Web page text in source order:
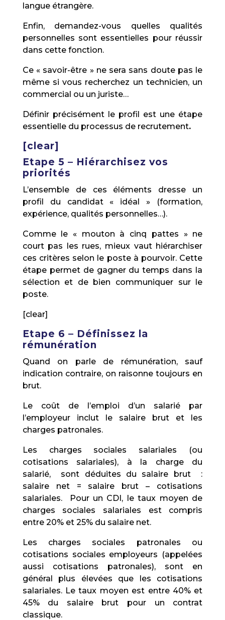
langue étrangère.
Enfin, demandez-vous quelles qualités
personnelles sont essentielles pour réussir
dans cette fonction.
Ce « savoir-être » ne sera sans doute pas le
même si vous recherchez un technicien, un
commercial ou un juriste…
Définir précisément le profil est une étape
essentielle du processus de recrutement.
[clear]
Etape 5 – Hiérarchisez vos
priorités
L’ensemble de ces éléments dresse un
profil du candidat « idéal » (formation,
expérience, qualités personnelles…).
Comme le « mouton à cinq pattes » ne
court pas les rues, mieux vaut hiérarchiser
ces critères selon le poste à pourvoir. Cette
étape permet de gagner du temps dans la
sélection et de bien communiquer sur le
poste.
[clear]
Etape 6 – Définissez la
rémunération
Quand on parle de rémunération, sauf
indication contraire, on raisonne toujours en
brut.
Le coût de l’emploi d’un salarié par
l’employeur inclut le salaire brut et les
charges patronales.
Les charges sociales salariales (ou
cotisations salariales), à la charge du
salarié, sont déduites du salaire brut :
salaire net = salaire brut – cotisations
salariales. Pour un CDI, le taux moyen de
charges sociales salariales est compris
entre 20% et 25% du salaire net.
Les charges sociales patronales ou
cotisations sociales employeurs (appelées
aussi cotisations patronales), sont en
général plus élevées que les cotisations
salariales. Le taux moyen est entre 40% et
45% du salaire brut pour un contrat
classique.